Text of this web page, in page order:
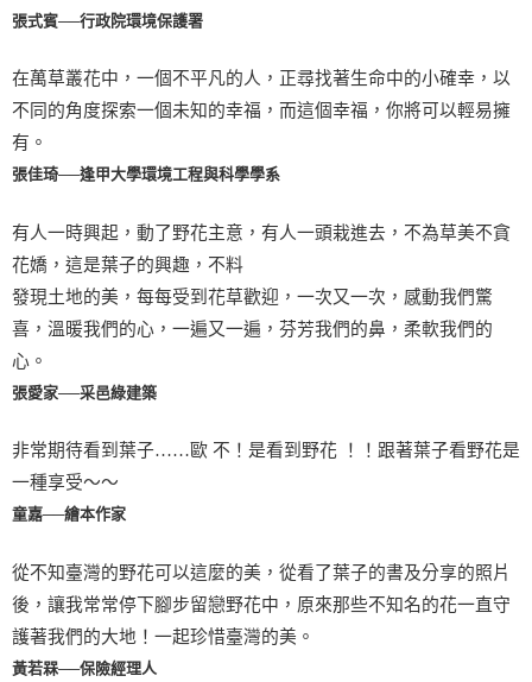
張式賓──行政院環境保護署
在萬草叢花中，一個不平凡的人，正尋找著生命中的小確幸，以
不同的角度探索一個未知的幸福，而這個幸福，你將可以輕易擁
有。
張佳琦──逢甲大學環境工程與科學學系
有人一時興起，動了野花主意，有人一頭栽進去，不為草美不貪
花嬌，這是葉子的興趣，不料
發現土地的美，每每受到花草歡迎，一次又一次，感動我們驚
喜，溫暖我們的心，一遍又一遍，芬芳我們的鼻，柔軟我們的
心。
張愛家──采邑綠建築
非常期待看到葉子……歐 不！是看到野花 ！！跟著葉子看野花是
一種享受～～
童嘉──繪本作家
從不知臺灣的野花可以這麼的美，從看了葉子的書及分享的照片
後，讓我常常停下腳步留戀野花中，原來那些不知名的花一直守
護著我們的大地！一起珍惜臺灣的美。
黃若槑──保險經理人